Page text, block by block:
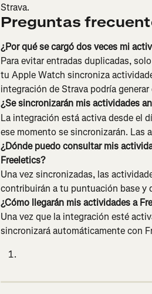
Strava.
Preguntas
¿Por qué se cargó dos veces mi
Para evitar entradas duplicadas,
tu Apple Watch sincroniza
integración de Strava podría
¿Se sincronizarán mis actividades
La integración está activa desde el
ese momento se sincronizarán. Las
¿Dónde puedo consultar mis
Freeletics?
Una vez sincronizadas, las
contribuirán a tu puntuación base y
¿Cómo llegarán mis actividades a
Una vez que la integración esté
sincronizará automáticamente con